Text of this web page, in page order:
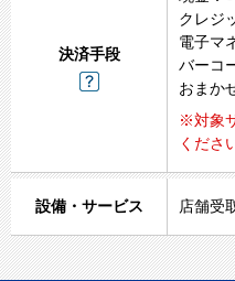
決済手段
クレジ
電子マ
バーコ
おまか
※対象
くださ
設備・サービス 店舗受